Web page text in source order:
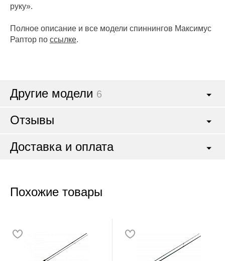
руку».
Полное описание и все модели спиннингов Максимус
Раптор по ссылке.
Другие модели 6
Отзывы
Доставка и оплата
Похожие товары